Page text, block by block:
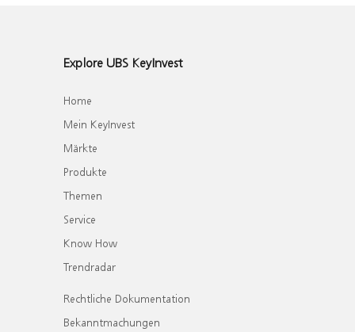
Explore UBS KeyInvest
Home
Mein KeyInvest
Märkte
Produkte
Themen
Service
Know How
Trendradar
Rechtliche Dokumentation
Bekanntmachungen